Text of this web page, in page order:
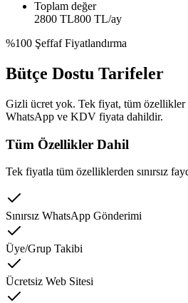
Toplam değer
2800 TL800 TL/ay
%100 Şeffaf Fiyatlandırma
Bütçe Dostu Tarifeler
Gizli ücret yok. Tek fiyat, tüm özellikler
WhatsApp ve KDV fiyata dahildir.
Tüm Özellikler Dahil
Tek fiyatla tüm özelliklerden sınırsız
Sınırsız WhatsApp Gönderimi
Üye/Grup Takibi
Ücretsiz Web Sitesi